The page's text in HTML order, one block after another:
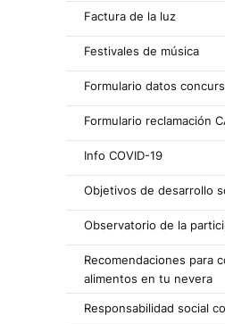
Factura de la luz
Festivales de música
Formulario datos
Formulario reclamación
Info COVID-19
Objetivos de desarrollo
Observatorio de la
Recomendaciones para
alimentos en tu nevera
Responsabilidad social